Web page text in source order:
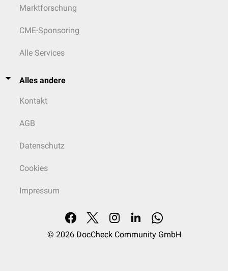
Marktforschung
CME-Sponsoring
Alle Services
Alles andere
Kontakt
AGB
Datenschutz
Cookies
Impressum
© 2026 DocCheck Community GmbH